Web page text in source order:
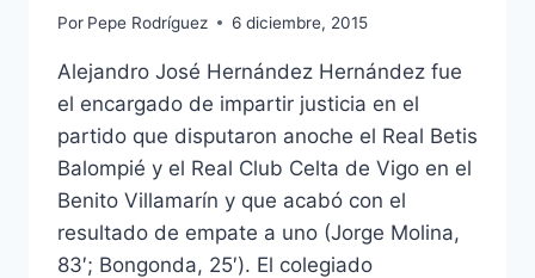
Por Pepe Rodríguez 6 diciembre, 2015
Alejandro José Hernández Hernández fue
el encargado de impartir justicia en el
partido que disputaron anoche el Real Betis
Balompié y el Real Club Celta de Vigo en el
Benito Villamarín y que acabó con el
resultado de empate a uno (Jorge Molina,
83′; Bongonda, 25′). El colegiado